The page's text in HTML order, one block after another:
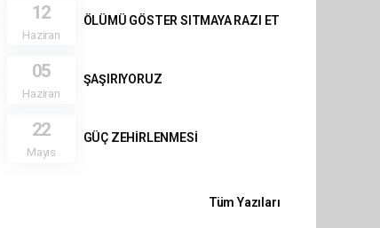
12
Haziran
ÖLÜMÜ GÖSTER SITMAYA RAZI ET
05
Haziran
ŞAŞIRIYORUZ
22
Mayıs
GÜÇ ZEHİRLENMESİ
Tüm Yazıları